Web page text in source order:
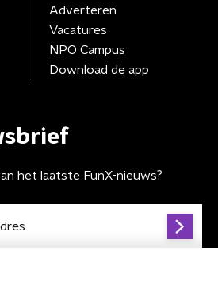
Adverteren
Vacatures
NPO Campus
Download de app
het laatste FunX-nieuws?